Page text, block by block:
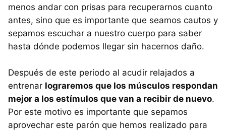
menos andar con prisas para recuperarnos cuanto
antes, sino que es importante que seamos cautos y
sepamos escuchar a nuestro cuerpo para saber
hasta dónde podemos llegar sin hacernos daño.
Después de este periodo al acudir relajados a
entrenar lograremos que los músculos respondan
mejor a los estímulos que van a recibir de nuevo.
Por este motivo es importante que sepamos
aprovechar este parón que hemos realizado para